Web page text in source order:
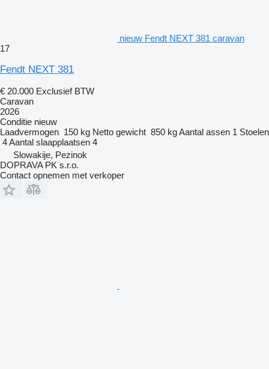
nieuw Fendt NEXT 381 caravan
17
Fendt NEXT 381
€ 20.000 Exclusief BTW
Caravan
2026
Conditie nieuw
Laadvermogen 150 kg Netto gewicht 850 kgAantal assen 1 Stoelen
4Aantal slaapplaatsen 4
Slowakije, Pezinok
DOPRAVA PK s.r.o.
Contact opnemen met verkoper